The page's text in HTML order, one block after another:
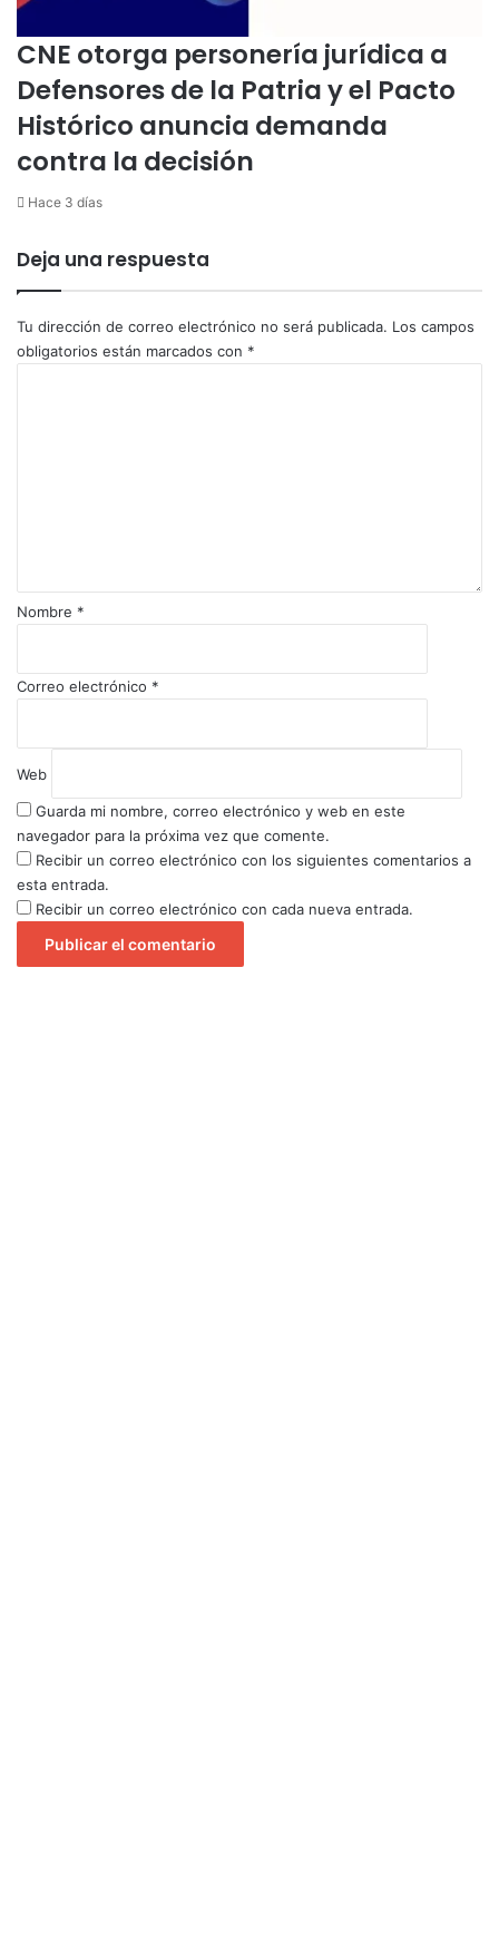
CNE otorga personería jurídica a
Defensores de la Patria y el Pacto
Histórico anuncia demanda
contra la decisión
Hace 3 días
Deja una respuesta
Tu dirección de correo electrónico no será publicada. Los campos
obligatorios están marcados con *
o
*
Nombre *
Correo electrónico *
Web
Guarda mi nombre, correo electrónico y web en este
navegador para la próxima vez que comente.
Recibir un correo electrónico con los siguientes comentarios a
esta entrada.
Recibir un correo electrónico con cada nueva entrada.